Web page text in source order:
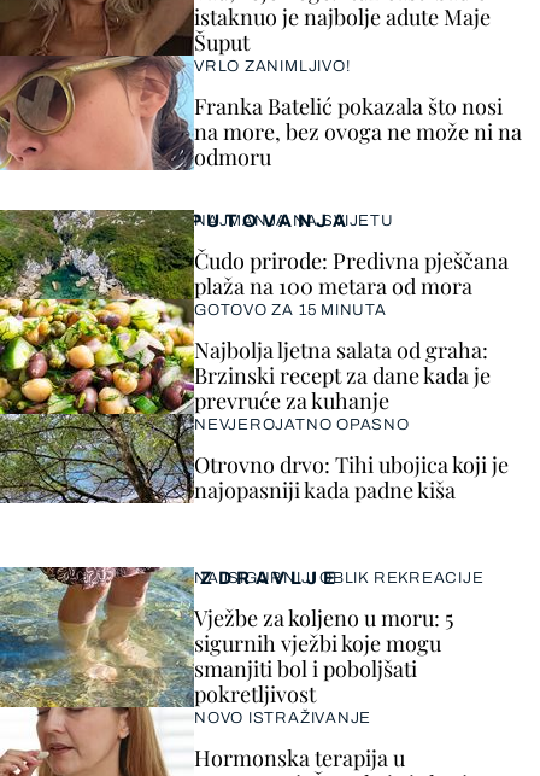
istaknuo je najbolje adute Maje
Šuput
VRLO ZANIMLJIVO!
Franka Batelić pokazala što nosi
na more, bez ovoga ne može ni na
odmoru
ZDRAVLJE
NAJSIGURNIJI OBLIK REKREACIJE
Vježbe za koljeno u moru: 5
sigurnih vježbi koje mogu
smanjiti bol i poboljšati
pokretljivost
NOVO ISTRAŽIVANJE
Hormonska terapija u
PUTOVANJA
NAJMANJA NA SVIJETU
Čudo prirode: Predivna pješčana
plaža na 100 metara od mora
GOTOVO ZA 15 MINUTA
Najbolja ljetna salata od graha:
Brzinski recept za dane kada je
prevruće za kuhanje
NEVJEROJATNO OPASNO
Otrovno drvo: Tihi ubojica koji je
najopasniji kada padne kiša